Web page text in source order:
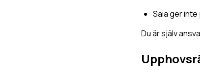
Saia ger
Du är själv